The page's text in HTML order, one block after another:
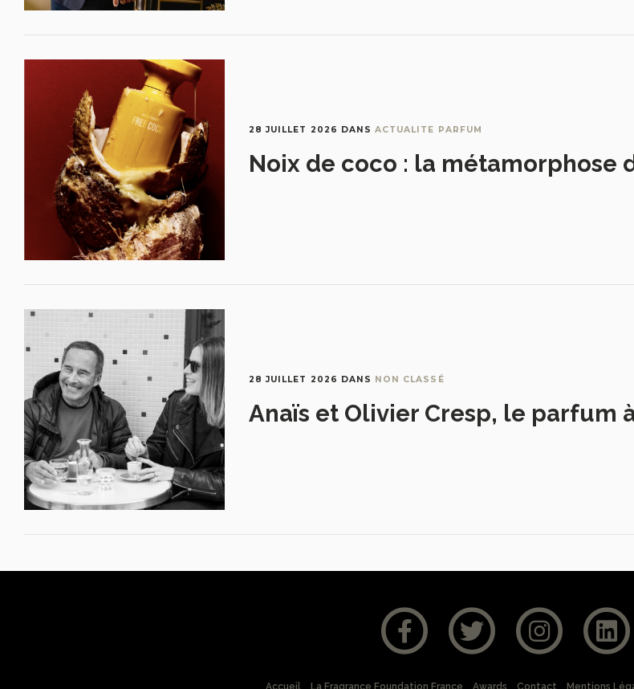
28 JUILLET 2026 DANSACTUALITE PARFUM
Noix de coco : la métamorphose
28 JUILLET 2026 DANS NON CLASSÉ
Anaïs et Olivier Cresp, le parfum